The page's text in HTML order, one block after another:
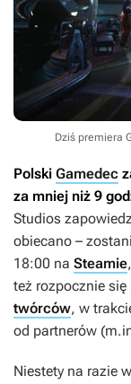
Dziś premiera
Polski Gamedec
za mniej niż 9
Studios
obiecano –
18:00 na Steamie,
też rozpocznie
twórców, w
od partnerów
Niestety na razie